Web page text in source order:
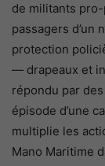
de militants
passagers d’un
protection
— drapeaux et
répondu par
épisode d’une
multiplie les
Mano Maritime